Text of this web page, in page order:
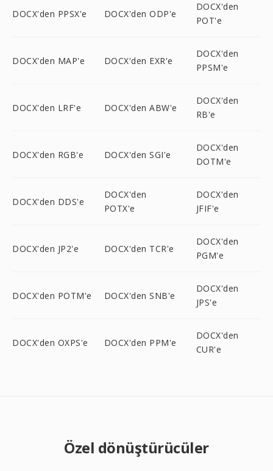
DOCX'den PPSX'e DOCX'den ODP'e
DOCX'den
POT'e
DOCX'den MAP'e DOCX'den EXR'e
DOCX'den
PPSM'e
DOCX'den LRF'e DOCX'den ABW'e
DOCX'den
RB'e
DOCX'den RGB'e DOCX'den SGI'e
DOCX'den
DOTM'e
DOCX'den DDS'e
DOCX'den
POTX'e
DOCX'den
JFIF'e
DOCX'den JP2'e DOCX'den TCR'e
DOCX'den
PGM'e
DOCX'den POTM'e DOCX'den SNB'e
DOCX'den
JPS'e
DOCX'den OXPS'e DOCX'den PPM'e
DOCX'den
CUR'e
Özel dönüştürücüler